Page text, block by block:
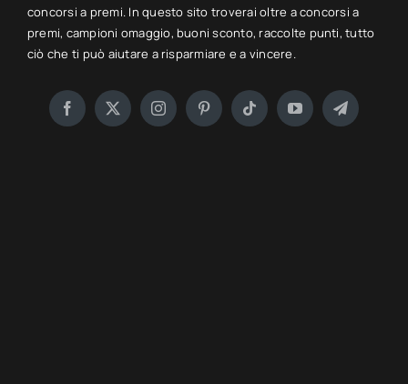
concorsi a premi. In questo sito troverai oltre a concorsi a
premi, campioni omaggio, buoni sconto, raccolte punti, tutto
ciò che ti può aiutare a risparmiare e a vincere.